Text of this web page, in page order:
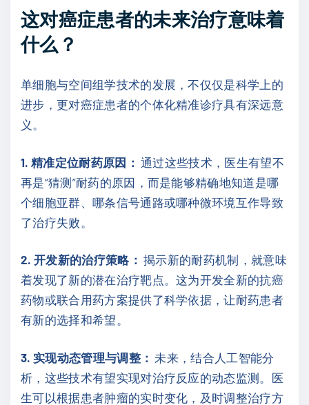
这对癌症患者的未来治疗意味着
什么？
单细胞与空间组学技术的发展，不仅仅是科学上的
进步，更对癌症患者的个体化精准诊疗具有深远意
义。
1. 精准定位耐药原因： 通过这些技术，医生有望不
再是“猜测”耐药的原因，而是能够精确地知道是哪
个细胞亚群、哪条信号通路或哪种微环境互作导致
了治疗失败。
2. 开发新的治疗策略： 揭示新的耐药机制，就意味
着发现了新的潜在治疗靶点。这为开发全新的抗癌
药物或联合用药方案提供了科学依据，让耐药患者
有新的选择和希望。
3. 实现动态管理与调整： 未来，结合人工智能分
析，这些技术有望实现对治疗反应的动态监测。医
生可以根据患者肿瘤的实时变化，及时调整治疗方